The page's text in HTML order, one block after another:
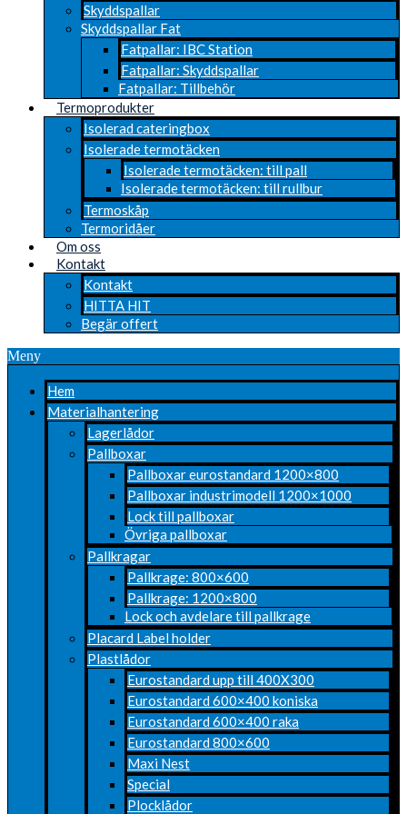
Skyddspallar
Skyddspallar Fat
Fatpallar: IBC Station
Fatpallar: Skyddspallar
Fatpallar: Tillbehör
Termoprodukter
Isolerad cateringbox
Isolerade termotäcken
Isolerade termotäcken: till pall
Isolerade termotäcken: till rullbur
Termoskåp
Termoridåer
Om oss
Kontakt
Kontakt
HITTA HIT
Begär offert
Meny
Hem
Materialhantering
Lagerlådor
Pallboxar
Pallboxar eurostandard 1200×800
Pallboxar industrimodell 1200×1000
Lock till pallboxar
Övriga pallboxar
Pallkragar
Pallkrage: 800×600
Pallkrage: 1200×800
Lock och avdelare till pallkrage
Placard Label holder
Plastlådor
Eurostandard upp till 400X300
Eurostandard 600×400 koniska
Eurostandard 600×400 raka
Eurostandard 800×600
Maxi Nest
Special
Plocklådor